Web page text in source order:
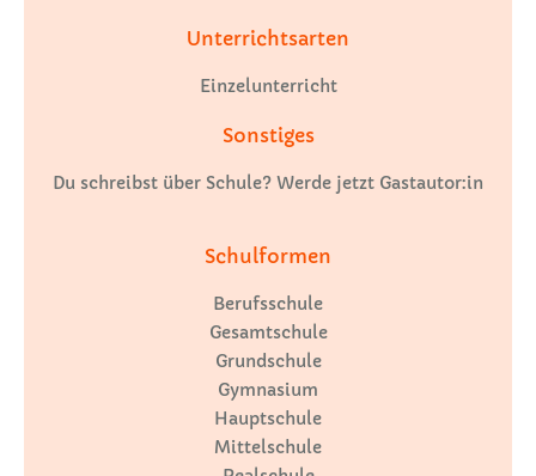
Unterrichtsarten
Einzelunterricht
Sonstiges
Du schreibst über Schule? Werde jetzt Gastautor:in
Schulformen
Berufsschule
Gesamtschule
Grundschule
Gymnasium
Hauptschule
Mittelschule